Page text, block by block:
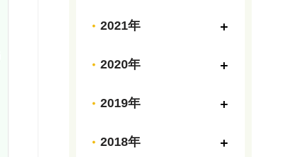
2021年
2020年
2019年
2018年